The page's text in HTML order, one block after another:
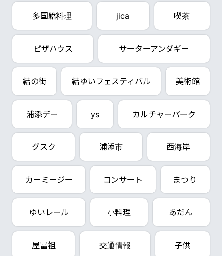
多国籍料理 jica 喫茶
ピザハウス サーターアンダギー
結の街 結ゆいフェスティバル 美術館
浦添デー ys カルチャーパーク
グスク 浦添市 西海岸
カーミージー コンサート まつり
ゆいレール 小料理 あだん
屋冨祖 交通情報 子供